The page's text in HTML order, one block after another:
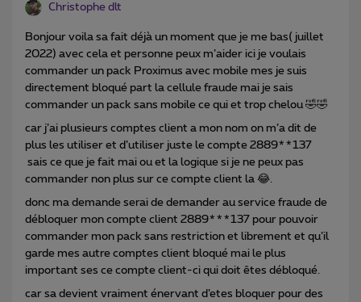
Christophe dlt
Bonjour voila sa fait déjà un moment que je me bas( juillet
2022) avec cela et personne peux m’aider ici je voulais
commander un pack Proximus avec mobile mes je suis
directement bloqué part la cellule fraude mai je sais
commander un pack sans mobile ce qui et trop chelou 🤣🤣
car j’ai plusieurs comptes client a mon nom on m’a dit de
plus les utiliser et d’utiliser juste le compte 2889**137
sais ce que je fait mai ou et la logique si je ne peux pas
commander non plus sur ce compte client la 😂.
donc ma demande serai de demander au service fraude de
débloquer mon compte client 2889***137 pour pouvoir
commander mon pack sans restriction et librement et qu’il
garde mes autre comptes client bloqué mai le plus
important ses ce compte client-ci qui doit êtes débloqué.
car sa devient vraiment énervant d’etes bloquer pour des